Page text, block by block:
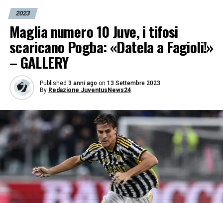
2023
Maglia numero 10 Juve, i tifosi
scaricano Pogba: «Datela a Fagioli!»
– GALLERY
Published 3 anni ago on 13 Settembre 2023
By Redazione JuventusNews24